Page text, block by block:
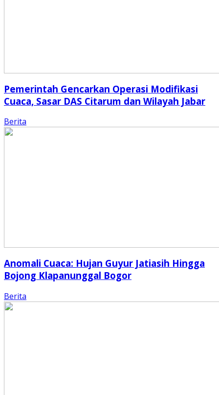
Pemerintah Gencarkan Operasi Modifikasi
Cuaca, Sasar DAS Citarum dan Wilayah Jabar
Berita
Anomali Cuaca: Hujan Guyur Jatiasih Hingga
Bojong Klapanunggal Bogor
Berita